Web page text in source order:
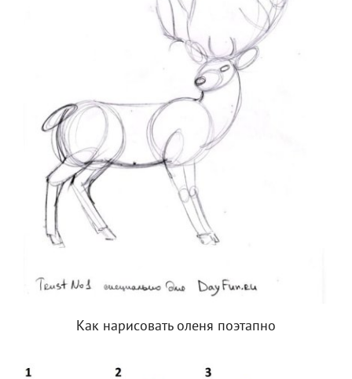
Как нарисовать оленя поэтапно